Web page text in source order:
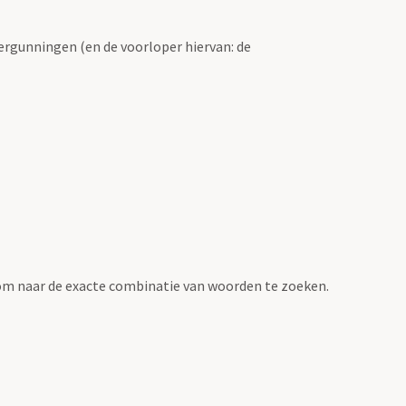
(en de voorloper hiervan: de
naar de exacte combinatie van woorden te zoeken.